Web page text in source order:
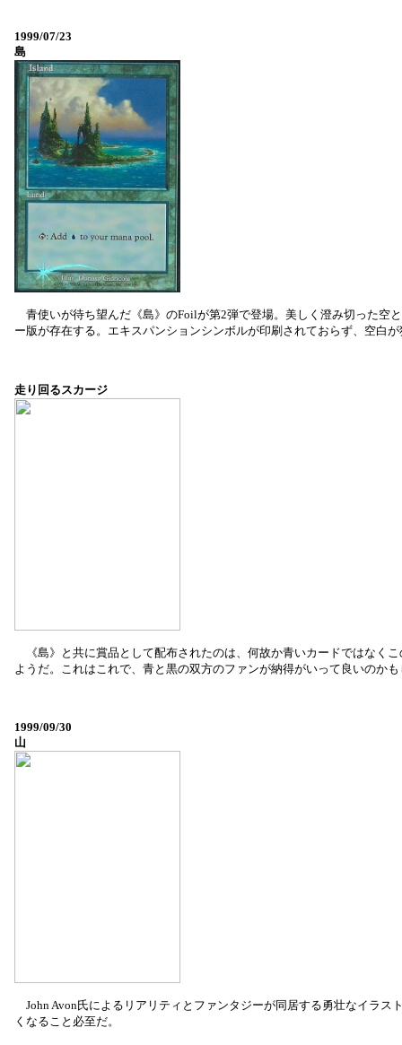
1999/07/23
島
青使いが待ち望んだ《島》のFoilが第2弾で登場。美しく澄み切った空
ー版が存在する。エキスパンションシンボルが印刷されておらず、空白
走り回るスカージ
《島》と共に賞品として配布されたのは、何故か青いカードではなく
ようだ。これはこれで、青と黒の双方のファンが納得がいって良いのか
1999/09/30
山
John Avon氏によるリアリティとファンタジーが同居する勇壮なイラス
くなること必至だ。